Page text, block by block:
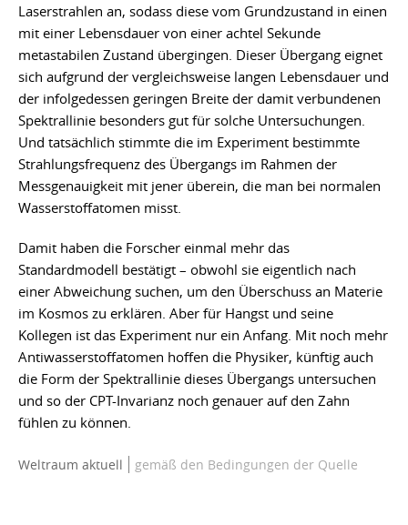
Laserstrahlen an, sodass diese vom Grundzustand in einen
mit einer Lebensdauer von einer achtel Sekunde
metastabilen Zustand übergingen. Dieser Übergang eignet
sich aufgrund der vergleichsweise langen Lebensdauer und
der infolgedessen geringen Breite der damit verbundenen
Spektrallinie besonders gut für solche Untersuchungen.
Und tatsächlich stimmte die im Experiment bestimmte
Strahlungsfrequenz des Übergangs im Rahmen der
Messgenauigkeit mit jener überein, die man bei normalen
Wasserstoffatomen misst.
Damit haben die Forscher einmal mehr das
Standardmodell bestätigt – obwohl sie eigentlich nach
einer Abweichung suchen, um den Überschuss an Materie
im Kosmos zu erklären. Aber für Hangst und seine
Kollegen ist das Experiment nur ein Anfang. Mit noch mehr
Antiwasserstoffatomen hoffen die Physiker, künftig auch
die Form der Spektrallinie dieses Übergangs untersuchen
und so der CPT-Invarianz noch genauer auf den Zahn
fühlen zu können.
Weltraum aktuell gemäß den Bedingungen der Quelle